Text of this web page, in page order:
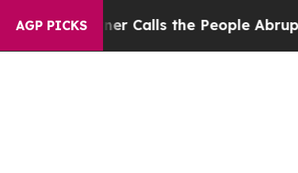
AGP PICKS
Owner Calls the People Abruptly